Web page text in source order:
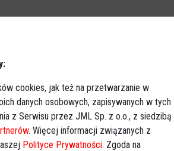
z
Polska
w Sejmie
w Afganistanie.
który stracił
cookies, jak też na przetwarzanie w
danych osobowych, zapisywanych w tych
z Serwisu przez JML Sp. z o.o., z siedzibą
. Więcej informacji związanych z
Polityce Prywatności. Zgoda na